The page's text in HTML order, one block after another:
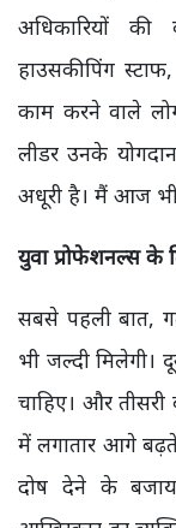
अधिकारियों की
हाउसकीपिंग
काम करने वाले
लीडर उनके
अधूरी है। मैं आज भी
युवा प्रोफेशनल्स
सबसे पहली बात,
भी जल्दी मिलेगी।
चाहिए। और
में लगातार आगे
दोष देने के